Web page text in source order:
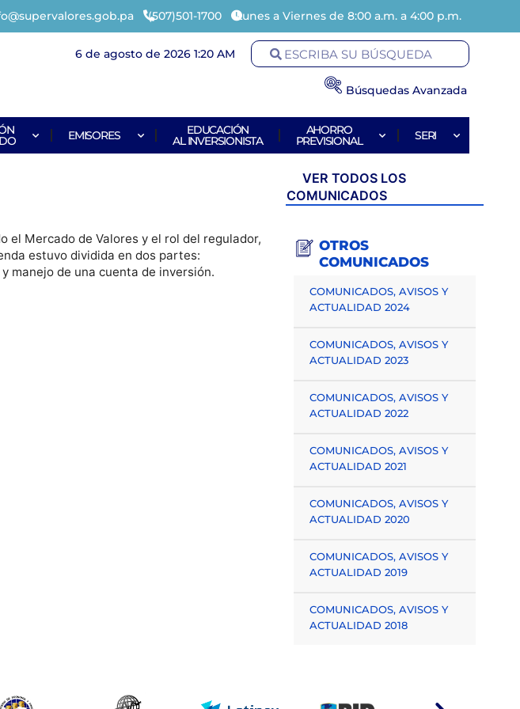
(507)501-1700 Lunes a Viernes de 8:00 a.m. a 4:00 p.m.
6 de agosto de 2026 1:20 AM
Búsquedas Avanzada
EMISORES
EDUCACIÓN
AL INVERSIONISTA
AHORRO
PREVISIONAL
SERI
el Mercado de Valores y el rol del regulador,
estuvo dividida en dos partes:
manejo de una cuenta de inversión.
VER TODOS LOS
COMUNICADOS
OTROS
COMUNICADOS
COMUNICADOS, AVISOS Y
ACTUALIDAD 2024
COMUNICADOS, AVISOS Y
ACTUALIDAD 2023
COMUNICADOS, AVISOS Y
ACTUALIDAD 2022
COMUNICADOS, AVISOS Y
ACTUALIDAD 2021
COMUNICADOS, AVISOS Y
ACTUALIDAD 2020
COMUNICADOS, AVISOS Y
ACTUALIDAD 2019
COMUNICADOS, AVISOS Y
ACTUALIDAD 2018